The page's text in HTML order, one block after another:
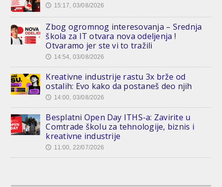
🕔 15:17, 03/08/2026
Zbog ogromnog interesovanja – Srednja
škola za IT otvara nova odeljenja !
Otvaramo jer ste vi to tražili
🕔 14:54, 03/08/2026
Kreativne industrije rastu 3x brže od
ostalih: Evo kako da postaneš deo njih
🕔 14:00, 03/08/2026
Besplatni Open Day ITHS-a: Zavirite u
Comtrade školu za tehnologije, biznis i
kreativne industrije
🕔 11:00, 22/07/2026